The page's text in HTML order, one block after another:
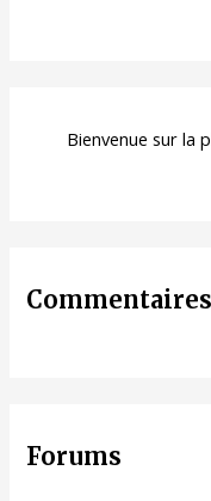
Bienvenue sur la
Forums